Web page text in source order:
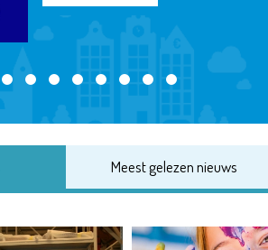
Meest gelezen nieuws